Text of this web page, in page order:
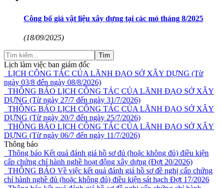
Công bố giá vật liệu xây dựng tại các mỏ tháng 8/2025
(18/09/2025)
Tìm
Lịch làm việc ban giám đốc
LỊCH CÔNG TÁC CỦA LÃNH ĐẠO SỞ XÂY DỰNG (Từ
ngày 03/8 đến ngày 08/8/2026)
THÔNG BÁO LỊCH CÔNG TÁC CỦA LÃNH ĐẠO SỞ XÂY
DỰNG (Từ ngày 27/7 đến ngày 31/7/2026)
THÔNG BÁO LỊCH CÔNG TÁC CỦA LÃNH ĐẠO SỞ XÂY
DỰNG (Từ ngày 20/7 đến ngày 25/7/2026)
THÔNG BÁO LỊCH CÔNG TÁC CỦA LÃNH ĐẠO SỞ XÂY
DỰNG (Từ ngày 06/7 đến ngày 11/7/2026)
Thông báo
Thông báo Kết quả đánh giá hồ sơ đủ (hoặc không đủ) điều kiện
cấp chứng chỉ hành nghề hoạt động xây dựng (Đợt 20/2026)
THÔNG BÁO Về việc kết quả đánh giá hồ sơ đề nghị cấp chứng
chỉ hành nghề đủ (hoặc không đủ) điều kiện sát hạch Đợt 17/2026